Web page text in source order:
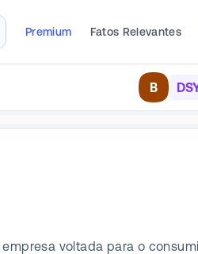
Premium Fatos Relevantes
B
voltada para o